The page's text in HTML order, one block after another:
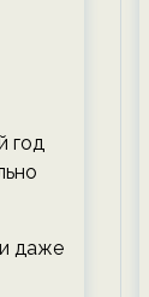
год
даже